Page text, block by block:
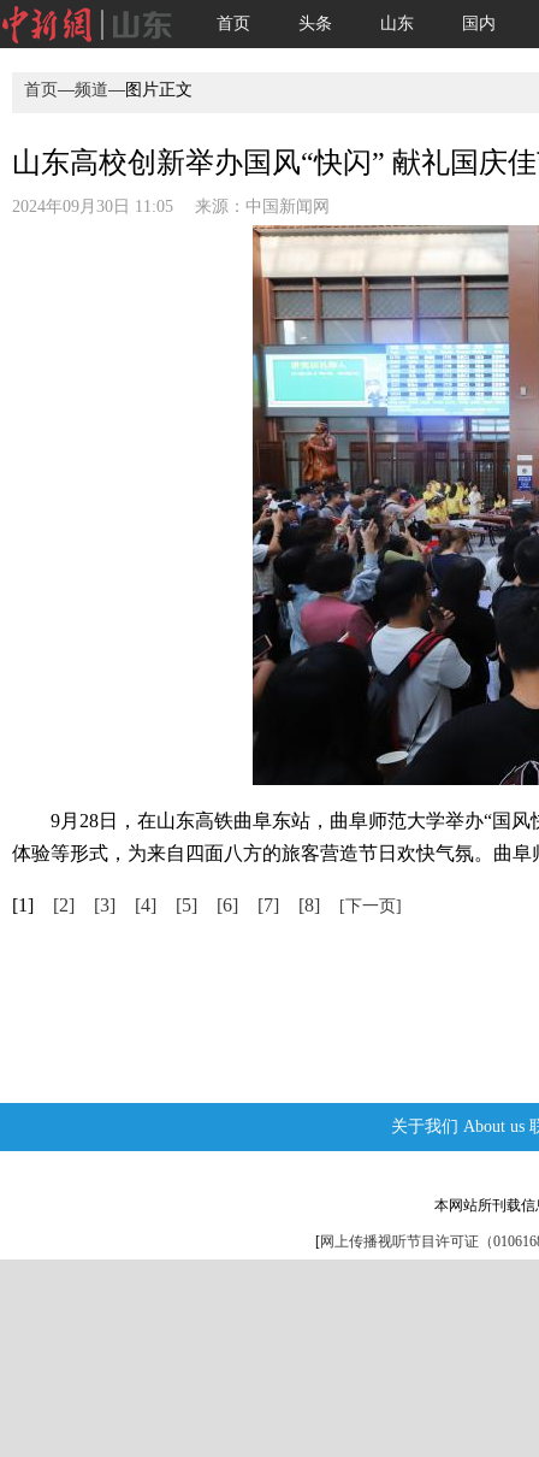
首页 头条 山东 国内
首页—频道—图片正文
山东高校创新举办国风“快闪” 献礼国庆
2024年09月30日 11:05 来源： 中国新闻网
9月28日，在山东高铁曲阜东站，曲阜师范大学举办“国风
体验等形式，为来自四面八方的旅客营造节日欢快气氛。曲阜
[1] [2] [3] [4] [5] [6] [7] [8] [下一页]
关于我们 About us
本网站所刊载
[网上传播视听节目许可证（